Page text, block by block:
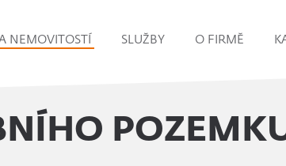
NEMOVITOSTÍ SLUŽBY O FIRMĚ